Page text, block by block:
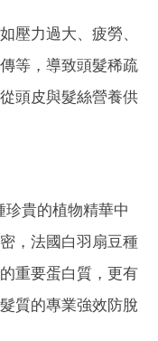
壓力過大、疲勞、
等，導致頭髮稀疏
頭皮與髮絲營養供
珍貴的植物精華中
，法國白羽扇豆種
重要蛋白質，更有
質的專業強效防脫